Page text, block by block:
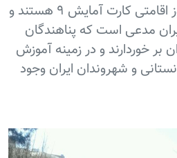
این پناهندگان دارای مجوز اقامتی کارت آمایش ۹ هستند و
مدعی است که پناهندگان
بر خوردارند و در زمینه آموزش
و شهروندان ایران وجود